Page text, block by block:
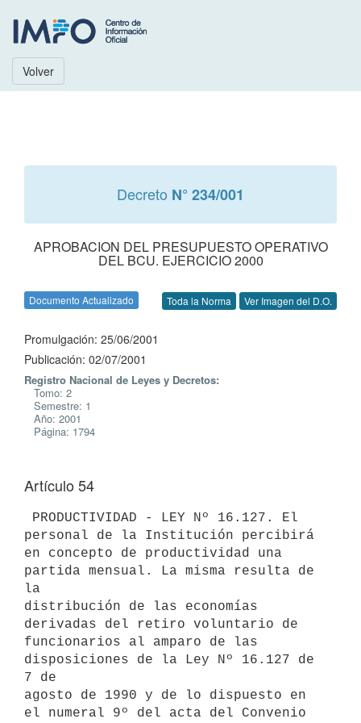
Volver
Decreto N° 234/001
APROBACION DEL PRESUPUESTO OPERATIVO
DEL BCU. EJERCICIO 2000
Documento Actualizado Toda la Norma Ver Imagen del D.O.
Promulgación: 25/06/2001
Publicación: 02/07/2001
Registro Nacional de Leyes y Decretos:
Tomo: 2
Semestre: 1
Año: 2001
Página: 1794
Artículo 54
personal de la Institución percibirá
en concepto de productividad una
partida mensual. La misma resulta de
la
distribución de las economías
derivadas del retiro voluntario de
funcionarios al amparo de las
disposiciones de la Ley Nº 16.127 de
7 de
agosto de 1990 y de lo dispuesto en
el numeral 9º del acta del Convenio